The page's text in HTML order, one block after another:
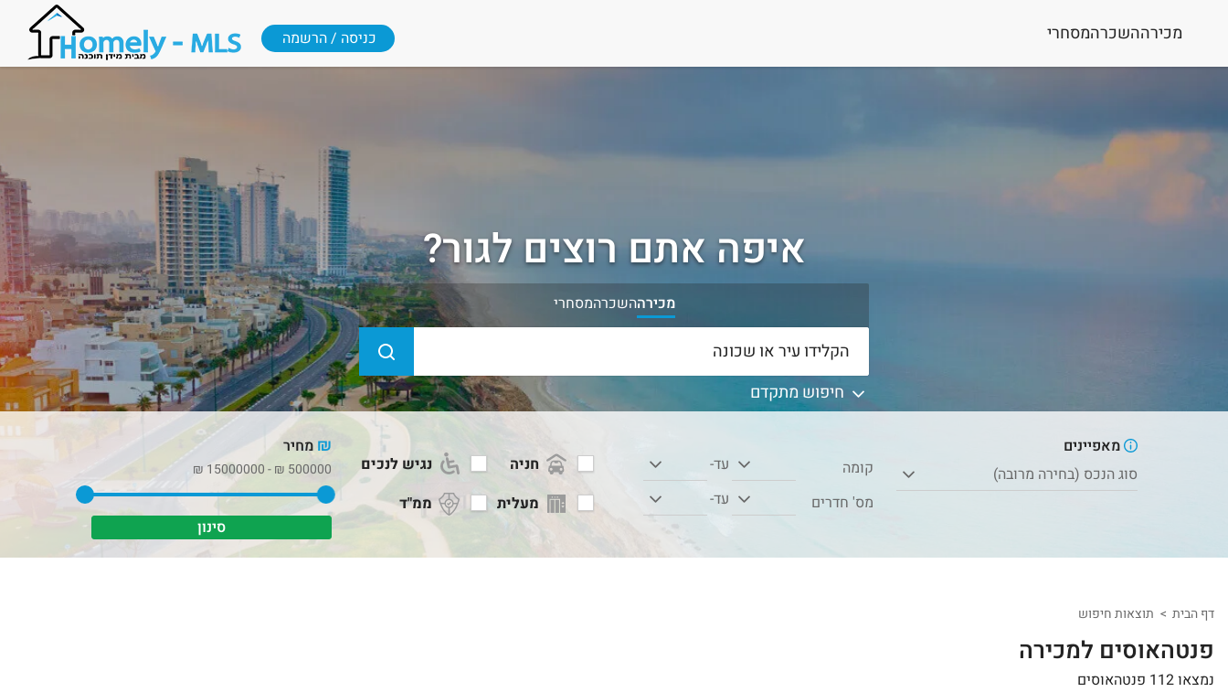
מכירההשכרהמסחרי כניסה / הרשמה
איפה אתם רוצים לגור?
מכירההשכרהמסחרי
חיפוש מתקדם
מאפיינים
סוג הנכס (בחירה מרובה)
קומה
עד-
מס' חדרים
עד-
חניה
נגיש לנכים
מעלית
ממ"ד
₪ מחיר
500000
₪
-
15000000
₪
דף הבית תוצאות חיפוש
פנטהאוסים למכירה
נמצאו 112 פנטהאוסים